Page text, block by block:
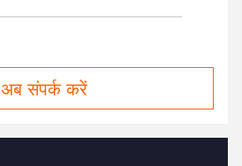
अब संपर्क करें